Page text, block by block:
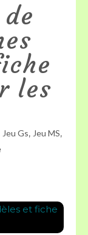
les
Jeu Gs, Jeu MS,